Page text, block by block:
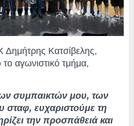
Κατσίβελης,
αγωνιστικό τμήμα,
συμπαικτών μου, των
σταφ, ευχαριστούμε τη
την προσπάθειά και